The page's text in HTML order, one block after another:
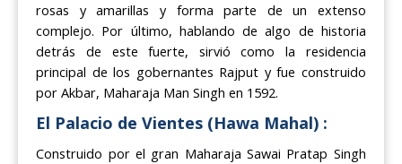
rosas y amarillas y forma parte de un extenso
complejo. Por último, hablando de algo de historia
detrás de este fuerte, sirvió como la residencia
principal de los gobernantes Rajput y fue construido
por Akbar, Maharaja Man Singh en 1592.
El Palacio de Vientes (Hawa Mahal) :
Construido por el gran Maharaja Sawai Pratap Singh